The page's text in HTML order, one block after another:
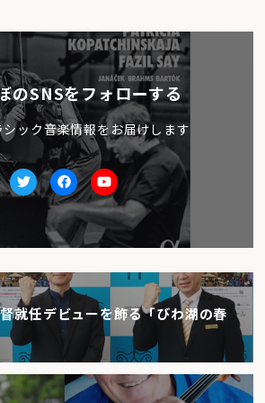
のSNSをフォローする
ック音楽情報をお届けします
TwitterfacebookYoutube
就任デビューを飾る「びわ湖の春